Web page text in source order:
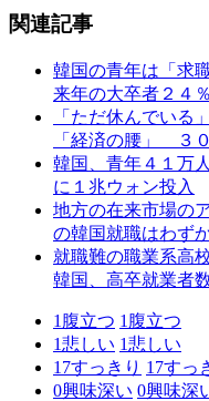
関連記事
韓国の青年は「求
来年の大卒者２４
「ただ休んでい
「経済の腰」 ３
韓国、青年４１万
に１兆ウォン投入
地方の在来市場の
の韓国就職はわず
就職難の職業系高
韓国、高卒就業者
1 腹立つ 1 腹立つ
1悲しい 1悲しい
17すっきり 17すっ
0興味深い 0興味深